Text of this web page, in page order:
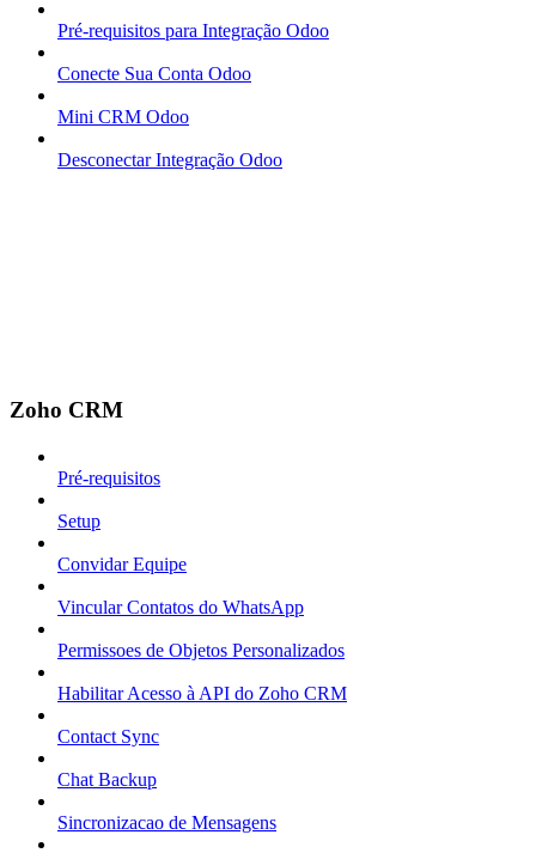
Pré-requisitos para Integração Odoo
Conecte Sua Conta Odoo
Mini CRM Odoo
Desconectar Integração Odoo
Zoho CRM
Pré-requisitos
Setup
Convidar Equipe
Vincular Contatos do WhatsApp
Permissoes de Objetos Personalizados
Habilitar Acesso à API do Zoho CRM
Contact Sync
Chat Backup
Sincronizacao de Mensagens